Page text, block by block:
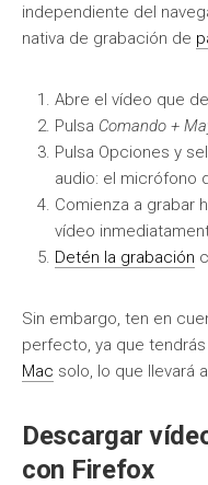
independiente del
nativa de grabación de
Abre el vídeo que
Pulsa Comando +
Pulsa Opciones y
audio: el micrófono
Comienza a grabar
vídeo
Detén la grabación
Sin embargo, ten en
perfecto, ya que
Mac solo, lo que llevará
Descargar
con Firefox